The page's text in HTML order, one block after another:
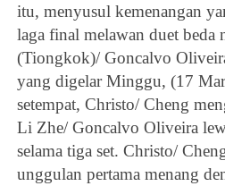
itu, menyusul kemenangan
laga final melawan duet beda
(Tiongkok)/ Goncalvo
yang digelar Minggu, (17
setempat, Christo/ Cheng
Li Zhe/ Goncalvo Oliveira
selama tiga set. Christo/
unggulan pertama menang